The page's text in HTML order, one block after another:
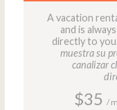
A vacation
and is
directly to you.
muestra su
canalizar
$35 /